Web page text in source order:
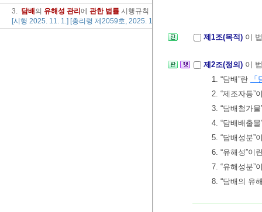
3. 담배 의 유해성 관리 에 관한 법률 시행규칙
[시행 2025. 11. 1.] [총리령 제2059호, 2025. 10. 31., 제정]
제1조(목적) 이
제2조(정의) 이
1. “담배”란
2. “제조자등”
3. “담배첨가
4. “담배배출
5. “담배성분”
6. “유해성”이
7. “유해성분”
8. “담배의 유